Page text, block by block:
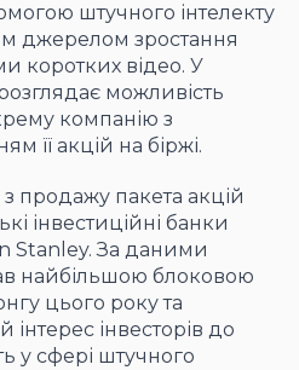
штучного інтелекту
джерелом зростання
коротких відео. У
можливість
компанію з
її акцій на біржі.
продажу пакета акцій
інвестиційні банки
Stanley. За даними
найбільшою блоковою
цього року та
інвесторів до
у сфері штучного